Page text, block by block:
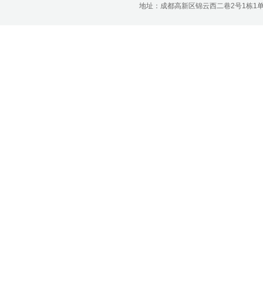
地址：成都高新区锦云西二巷2号1栋1